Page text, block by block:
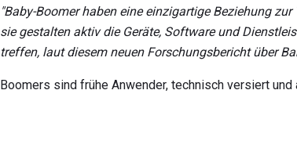
"Baby-Boomer haben eine einzigartige Beziehung
sie gestalten aktiv die Geräte, Software und
treffen, laut diesem neuen Forschungsbericht über
Boomers sind frühe Anwender, technisch versiert